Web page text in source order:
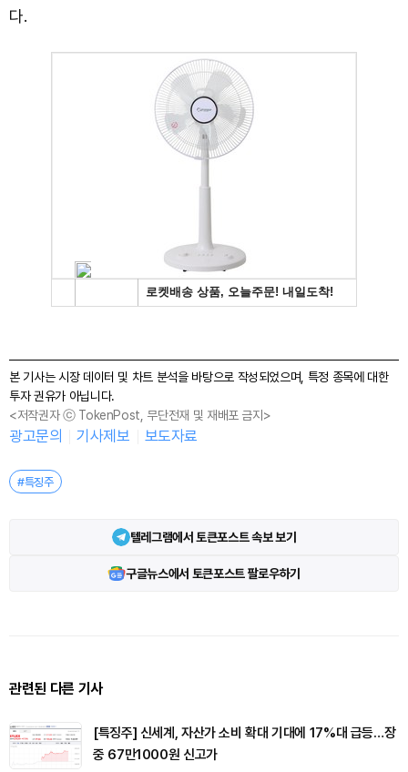
다.
본 기사는 시장 데이터 및 차트 분석을 바탕으로 작성되었으며, 특정 종목에 대한
투자 권유가 아닙니다.
<저작권자 ⓒ TokenPost, 무단전재 및 재배포 금지>
광고문의 기사제보 보도자료
#특징주
텔레그램에서 토큰포스트 속보 보기
구글뉴스에서 토큰포스트 팔로우하기
관련된 다른 기사
[특징주] 신세계, 자산가 소비 확대 기대에 17%대 급등…장
중 67만1000원 신고가